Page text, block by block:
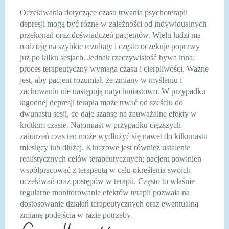
Oczekiwania dotyczące czasu trwania psychoterapii
depresji mogą być różne w zależności od indywidualnych
przekonań oraz doświadczeń pacjentów. Wielu ludzi ma
nadzieję na szybkie rezultaty i często oczekuje poprawy
już po kilku sesjach. Jednak rzeczywistość bywa inna;
proces terapeutyczny wymaga czasu i cierpliwości. Ważne
jest, aby pacjent rozumiał, że zmiany w myśleniu i
zachowaniu nie następują natychmiastowo. W przypadku
łagodnej depresji terapia może trwać od sześciu do
dwunastu sesji, co daje szansę na zauważalne efekty w
krótkim czasie. Natomiast w przypadku cięższych
zaburzeń czas ten może wydłużyć się nawet do kilkunastu
miesięcy lub dłużej. Kluczowe jest również ustalenie
realistycznych celów terapeutycznych; pacjent powinien
współpracować z terapeutą w celu określenia swoich
oczekiwań oraz postępów w terapii. Często to właśnie
regularne monitorowanie efektów terapii pozwala na
dostosowanie działań terapeutycznych oraz ewentualną
zmianę podejścia w razie potrzeby.